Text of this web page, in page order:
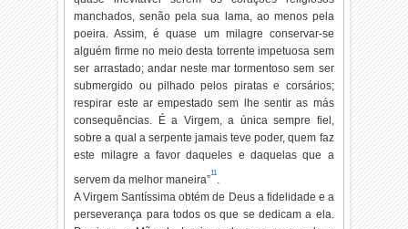
manchados, senão pela sua lama, ao menos pela
poeira. Assim, é quase um milagre conservar-se
alguém firme no meio desta torrente impetuosa sem
ser arrastado; andar neste mar tormentoso sem ser
submergido ou pilhado pelos piratas e corsários;
respirar este ar empestado sem lhe sentir as más
consequências. É a Virgem, a única sempre fiel,
sobre a qual a serpente jamais teve poder, quem faz
este milagre a favor daqueles e daquelas que a
servem da melhor maneira”
11
.
A Virgem Santíssima obtém de Deus a fidelidade e a
perseverança para todos os que se dedicam a ela.